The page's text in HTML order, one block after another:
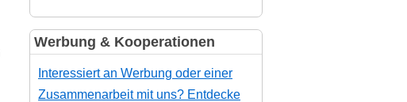
Werbung & Kooperationen
Interessiert an Werbung oder einer
Zusammenarbeit mit uns? Entdecke